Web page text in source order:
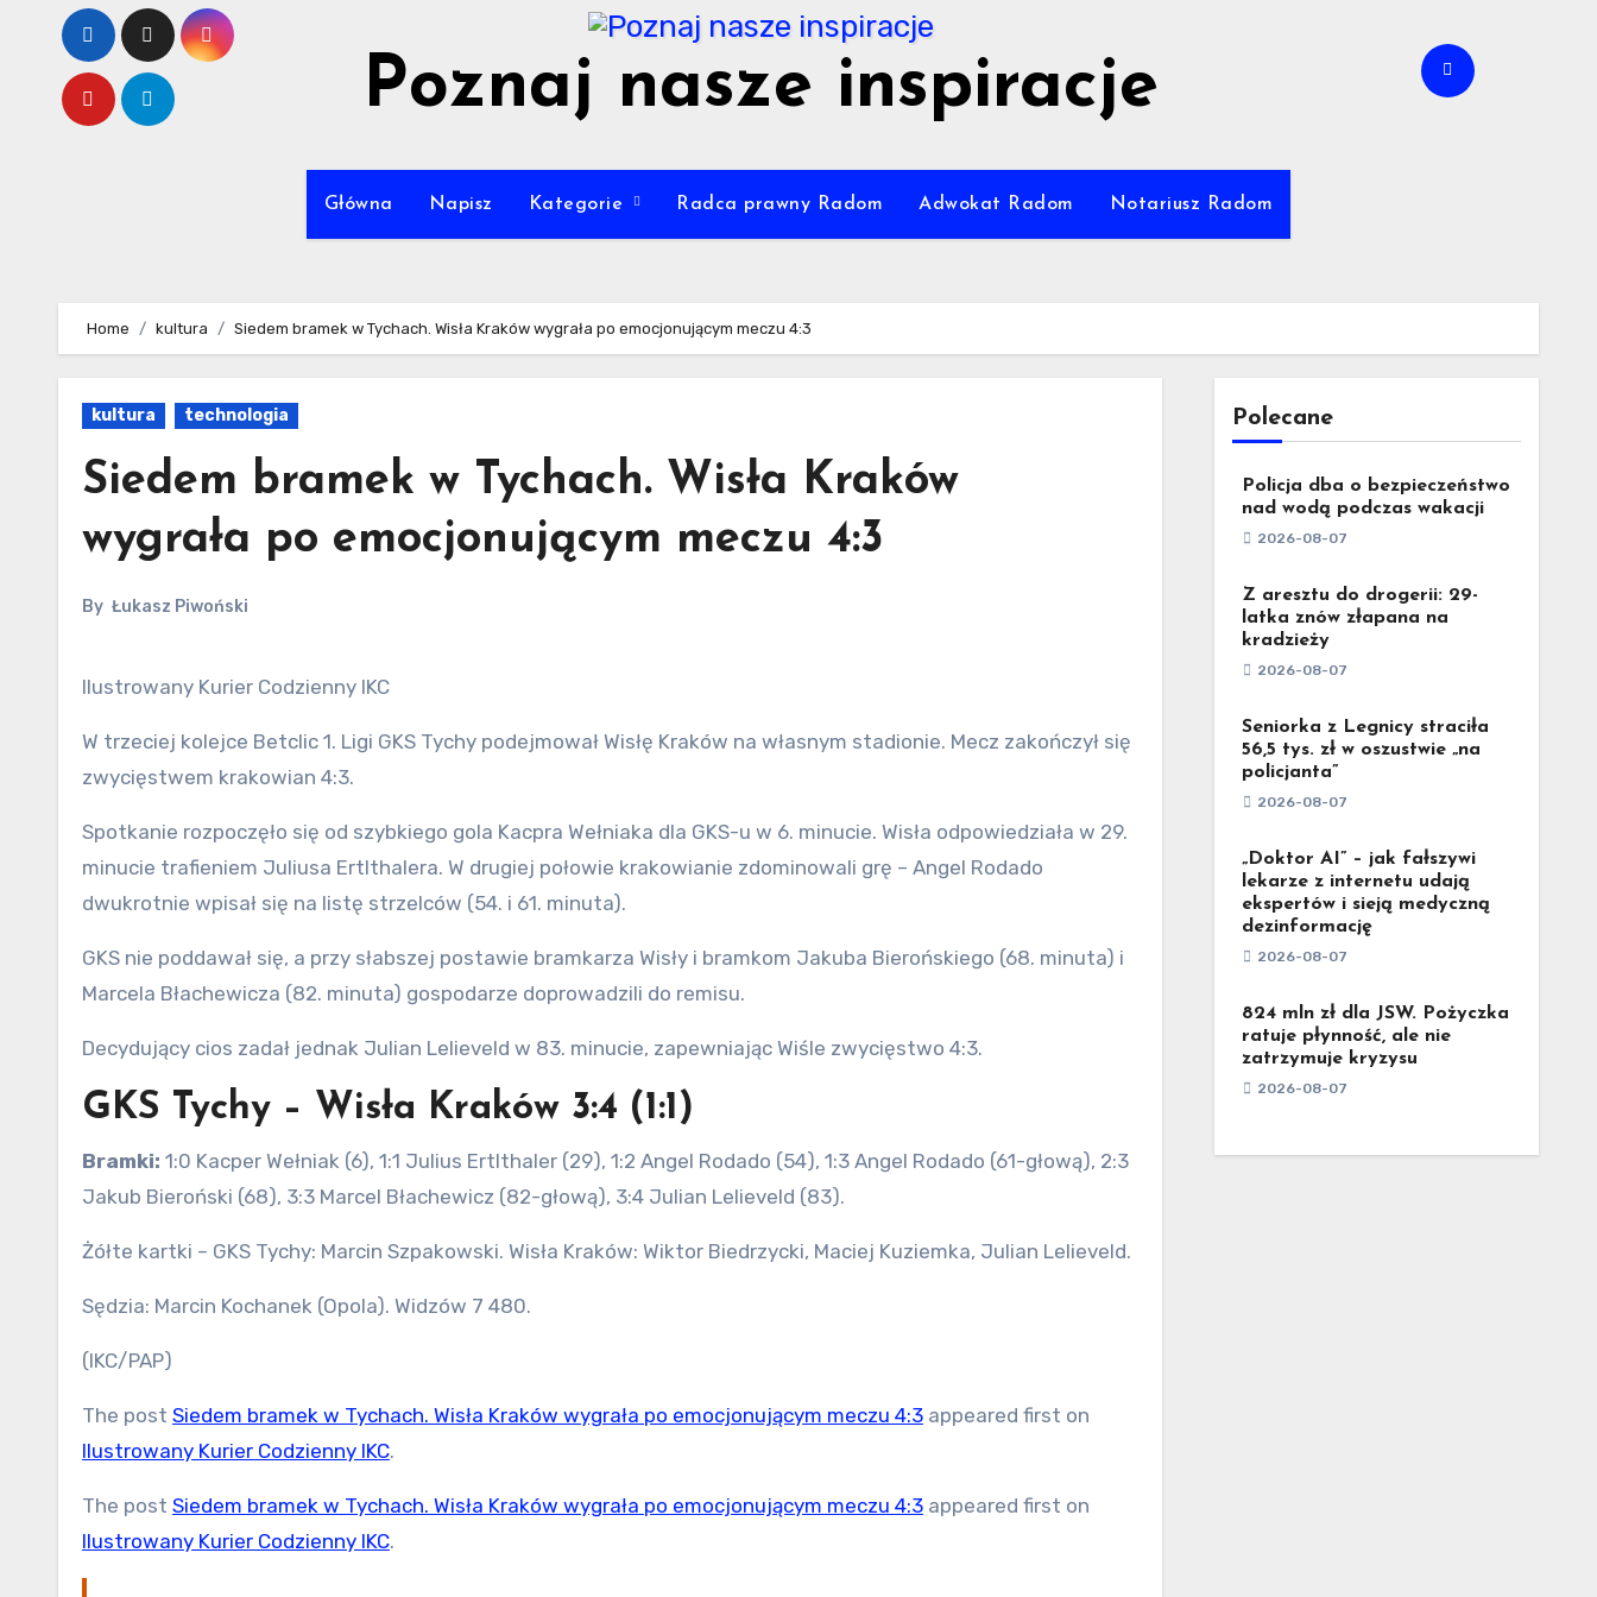
content
Poznaj nasze inspiracje
Główna Napisz Kategorie Radca prawny Radom Adwokat Radom Notariusz Radom
Home kultura Siedem bramek w Tychach. Wisła Kraków wygrała po emocjonującym meczu 4:3
kultura technologia
Siedem bramek w Tychach. Wisła Kraków
wygrała po emocjonującym meczu 4:3
By Łukasz Piwoński
Ilustrowany Kurier Codzienny IKC
W trzeciej kolejce Betclic 1. Ligi GKS Tychy podejmował Wisłę Kraków na własnym stadionie. Mecz zakończył się
zwycięstwem krakowian 4:3.
Spotkanie rozpoczęło się od szybkiego gola Kacpra Wełniaka dla GKS-u w 6. minucie. Wisła odpowiedziała w 29.
minucie trafieniem Juliusa Ertlthalera. W drugiej połowie krakowianie zdominowali grę – Angel Rodado
dwukrotnie wpisał się na listę strzelców (54. i 61. minuta).
GKS nie poddawał się, a przy słabszej postawie bramkarza Wisły i bramkom Jakuba Bierońskiego (68. minuta) i
Marcela Błachewicza (82. minuta) gospodarze doprowadzili do remisu.
Decydujący cios zadał jednak Julian Lelieveld w 83. minucie, zapewniając Wiśle zwycięstwo 4:3.
GKS Tychy – Wisła Kraków 3:4 (1:1)
Bramki: 1:0 Kacper Wełniak (6), 1:1 Julius Ertlthaler (29), 1:2 Angel Rodado (54), 1:3 Angel Rodado (61-głową), 2:3
Jakub Bieroński (68), 3:3 Marcel Błachewicz (82-głową), 3:4 Julian Lelieveld (83).
Żółte kartki – GKS Tychy: Marcin Szpakowski. Wisła Kraków: Wiktor Biedrzycki, Maciej Kuziemka, Julian Lelieveld.
Sędzia: Marcin Kochanek (Opola). Widzów 7 480.
(IKC/PAP)
The post Siedem bramek w Tychach. Wisła Kraków wygrała po emocjonującym meczu 4:3 appeared first on
Ilustrowany Kurier Codzienny IKC.
The post Siedem bramek w Tychach. Wisła Kraków wygrała po emocjonującym meczu 4:3 appeared first on
Ilustrowany Kurier Codzienny IKC.
Polecane
Policja dba o bezpieczeństwo
nad wodą podczas wakacji
2026-08-07
Z aresztu do drogerii: 29-
latka znów złapana na
kradzieży
2026-08-07
Seniorka z Legnicy straciła
56,5 tys. zł w oszustwie „na
policjanta”
2026-08-07
„Doktor AI” – jak fałszywi
lekarze z internetu udają
ekspertów i sieją medyczną
dezinformację
2026-08-07
824 mln zł dla JSW. Pożyczka
ratuje płynność, ale nie
zatrzymuje kryzysu
2026-08-07